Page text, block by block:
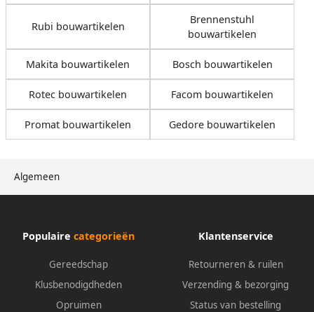
Algemeen
Rubi bouwartikelen
Brennenstuhl
bouwartikelen
Makita bouwartikelen Bosch bouwartikelen
Rotec bouwartikelen Facom bouwartikelen
Promat bouwartikelen Gedore bouwartikelen
Populaire categorieën
Gereedschap
Klusbenodigdheden
Opruimen
Klantenservice
Retourneren & ruilen
Verzending & bezorging
Status van bestelling